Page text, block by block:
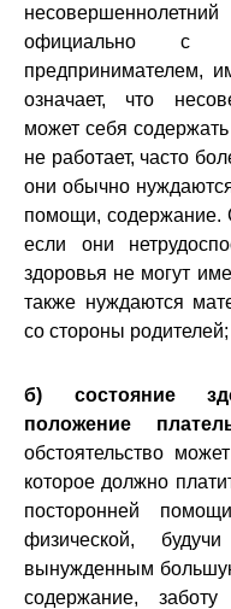
официально с
предпринимателем,
означает, что
может себя
не работает, часто
они обычно
помощи, содержание.
если они
здоровья не могут
также нуждаются
со стороны родителей;
б)
состояние
положение
обстоятельство
которое должно
посторонней
физической,
вынужденным
содержание,